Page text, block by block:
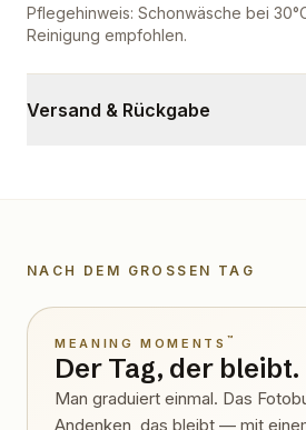
Pflegehinweis: Schonwäsche bei
Reinigung empfohlen.
Versand & Rückgabe
NACH DEM GROSSEN TAG
Wird lebendig
MEANING MOMENTS ™
Der Tag, der bleibt.
Man graduiert einmal. Das
Andenken, das bleibt — mit